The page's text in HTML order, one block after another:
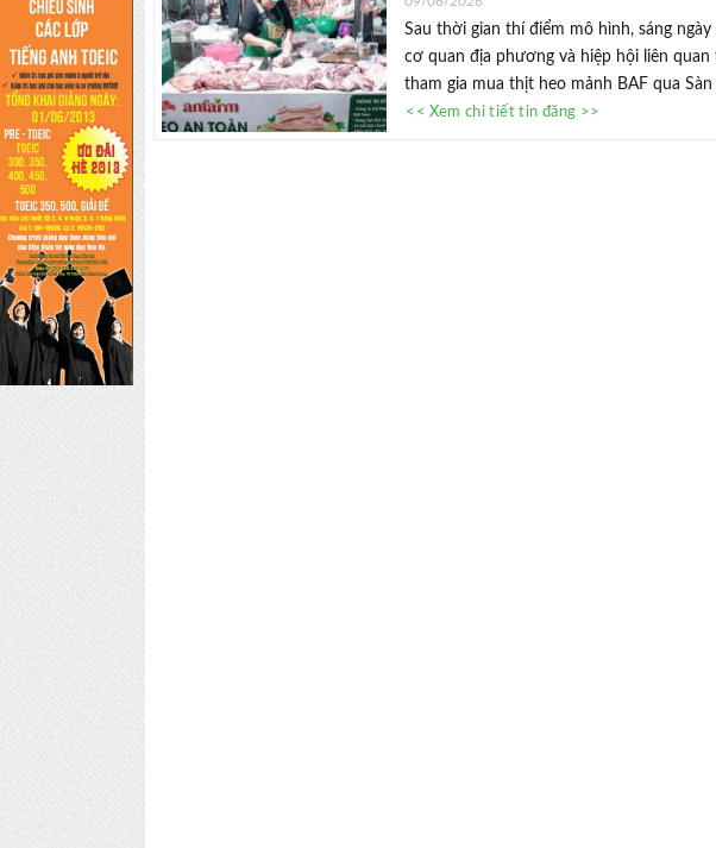
Sau thời gian thí điểm mô hình, sáng
cơ quan địa phương và hiệp hội liên
tham gia mua thịt heo mảnh BAF qua Sàn
<< Xem chi tiết tin đăng >>